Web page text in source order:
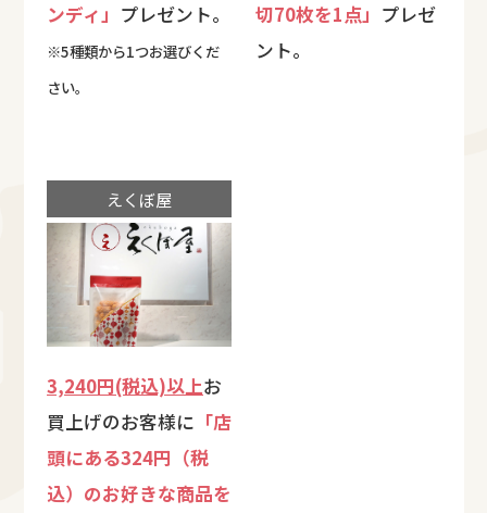
ンディ」 プレゼント。
※5種類から1つお選びくだ
さい。
切70枚を1点」 プレゼ
ント。
えくぼ屋
3,240円(税込)以上お
買上げのお客様に 「店
頭にある324円（税
込）のお好きな商品を